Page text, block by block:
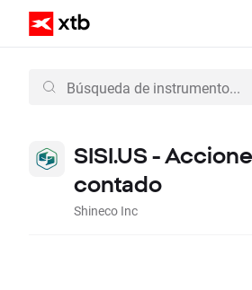
SISI.US -
contado
Shineco Inc